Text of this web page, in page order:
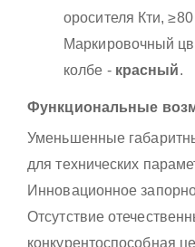
оросителя Кти,
Маркировочный
колбе - красный.
Функциональные
Уменьшенные
для технических
Инновационное
Отсутствие
конкурентоспособная